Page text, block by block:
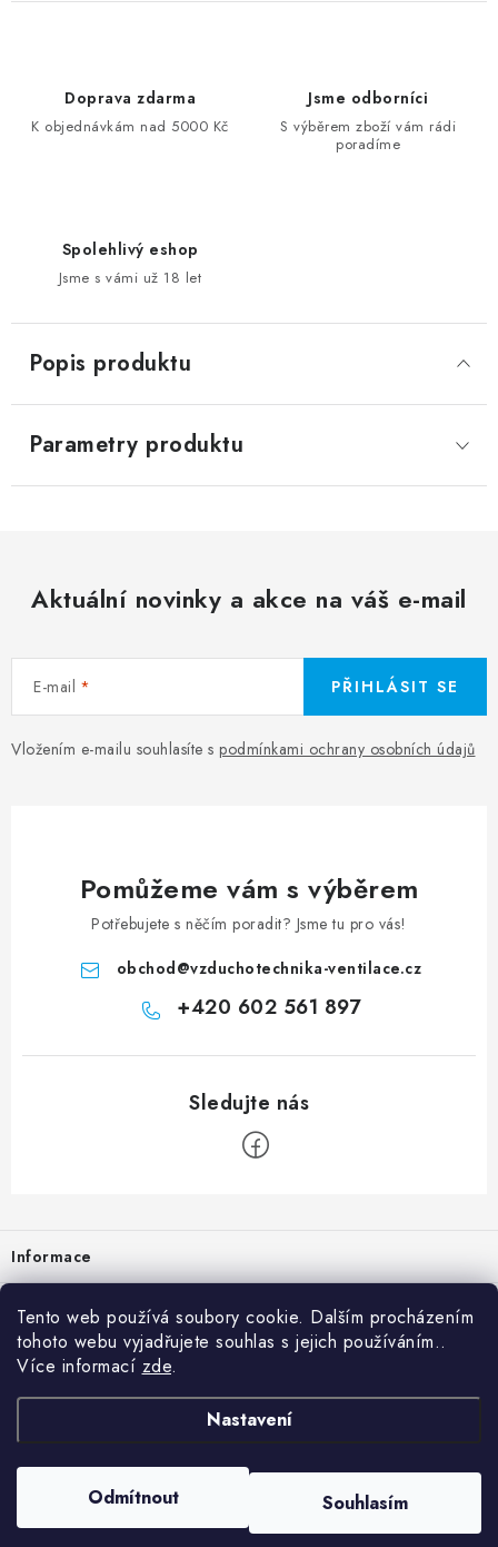
Tento web používá soubory cookie. Dalším procházením
tohoto webu vyjadřujete souhlas s jejich používáním..
Více informací zde.
Nastavení
Odmítnout Souhlasím
Doprava zdarma
K objednávkám nad 5000 Kč
Jsme odborníci
S výběrem zboží vám rádi
poradíme
Spolehlivý eshop
Jsme s vámi už 18 let
Popis produktu
Parametry produktu
Aktuální novinky a akce na váš e-mail
E-mail
Vložením e-mailu souhlasíte s podmínkami ochrany osobních údajů
PŘIHLÁSIT SE
Pomůžeme vám s výběrem
Potřebujete s něčím poradit? Jsme tu pro vás!
obchod@vzduchotechnika-ventilace.cz
+420 602 561 897
Informace
Prodejna
Rady a tipy
Nastavil tým EshopyUmíme.cz
vzduchotechnika-ventilace. Všechna práva vyhrazena.